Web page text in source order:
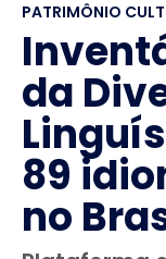
PATRIMÔNIO
da
89
no